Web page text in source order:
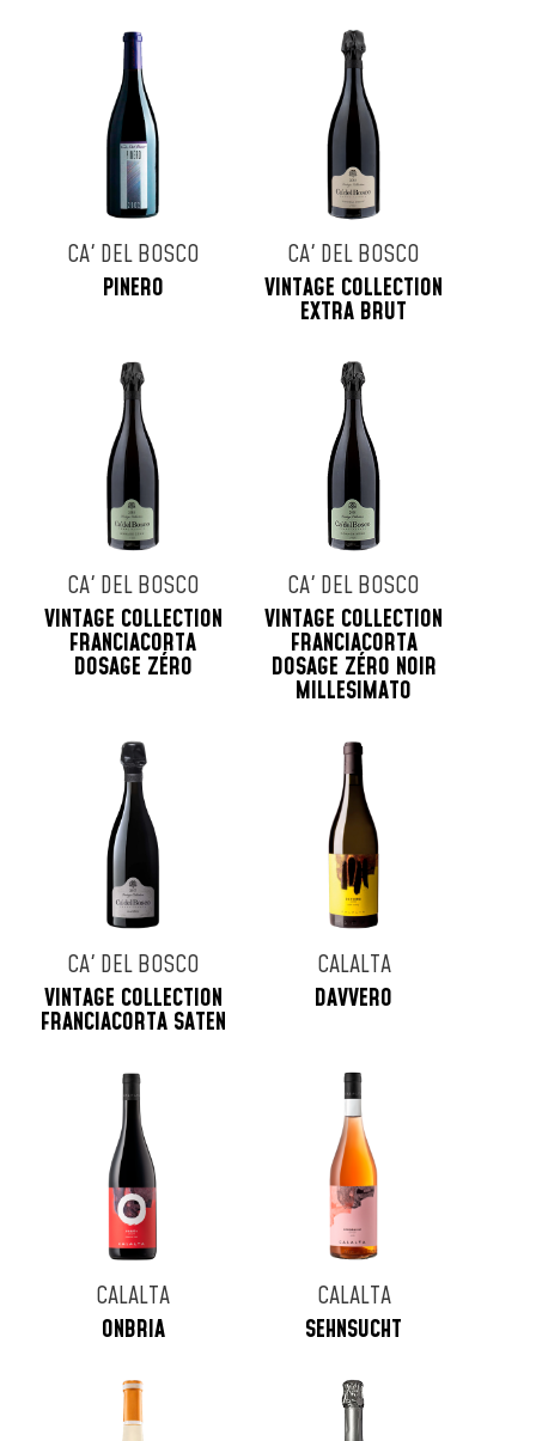
CA' DEL BOSCO
PINERO
CA' DEL BOSCO
VINTAGE COLLECTION
EXTRA BRUT
CA' DEL BOSCO
VINTAGE COLLECTION
FRANCIACORTA
DOSAGE ZÉRO
CA' DEL BOSCO
VINTAGE COLLECTION
FRANCIACORTA
DOSAGE ZÉRO NOIR
MILLESIMATO
CA' DEL BOSCO
VINTAGE COLLECTION
FRANCIACORTA SATEN
CALALTA
DAVVERO
CALALTA
ONBRIA
CALALTA
SEHNSUCHT